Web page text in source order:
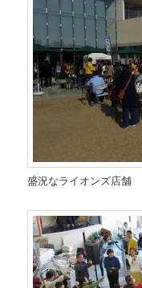
盛況なライオンズ店舗